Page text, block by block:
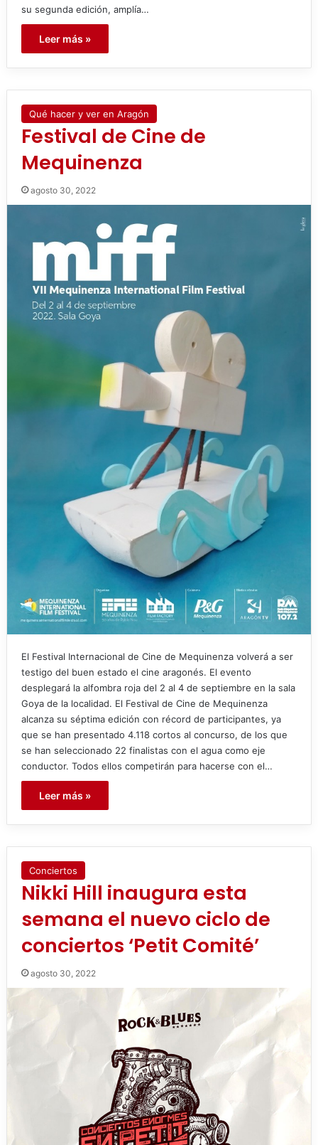
su segunda edición, amplía…
Leer más »
Qué hacer y ver en Aragón
Festival de Cine de
Mequinenza
agosto 30, 2022
El Festival Internacional de Cine de Mequinenza volverá a ser
testigo del buen estado el cine aragonés. El evento
desplegará la alfombra roja del 2 al 4 de septiembre en la sala
Goya de la localidad. El Festival de Cine de Mequinenza
alcanza su séptima edición con récord de participantes, ya
que se han presentado 4.118 cortos al concurso, de los que
se han seleccionado 22 finalistas con el agua como eje
conductor. Todos ellos competirán para hacerse con el…
Leer más »
Conciertos
Nikki Hill inaugura esta
semana el nuevo ciclo de
conciertos ‘Petit Comité’
agosto 30, 2022